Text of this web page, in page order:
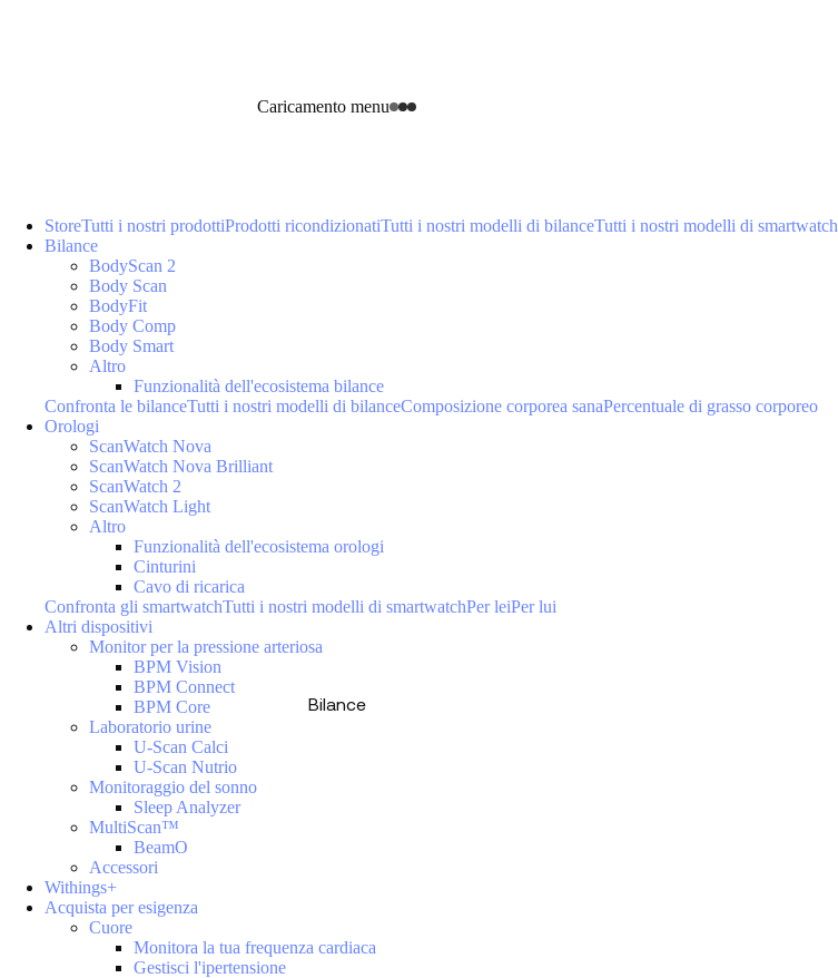
Caricamento menu
Bilance
StoreTutti i nostri prodottiProdotti ricondizionatiTutti i nostri modelli di bilanceTutti i nostri modelli di smartwatch
Bilance
BodyScan 2
Body Scan
BodyFit
Body Comp
Body Smart
Altro
Funzionalità dell'ecosistema bilance
Confronta le bilanceTutti i nostri modelli di bilanceComposizione corporea sanaPercentuale di grasso corporeo
Orologi
ScanWatch Nova
ScanWatch Nova Brilliant
ScanWatch 2
ScanWatch Light
Altro
Funzionalità dell'ecosistema orologi
Cinturini
Cavo di ricarica
Confronta gli smartwatchTutti i nostri modelli di smartwatchPer leiPer lui
Altri dispositivi
Monitor per la pressione arteriosa
BPM Vision
BPM Connect
BPM Core
Laboratorio urine
U-Scan Calci
U-Scan Nutrio
Monitoraggio del sonno
Sleep Analyzer
MultiScan™
BeamO
Accessori
Withings+
Acquista per esigenza
Cuore
Monitora la tua frequenza cardiaca
Gestisci l'ipertensione